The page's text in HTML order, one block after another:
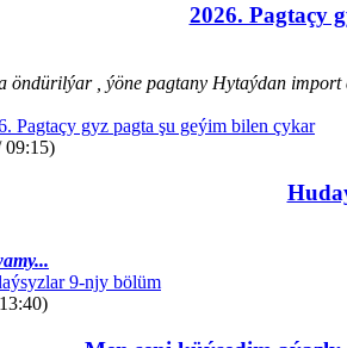
2026. Pagtaçy
öndürilýar , ýöne pagtany Hytaýdan
Pagtaçy gyz pagta şu geýim bilen çykar
09:15)
9-njy bölüm